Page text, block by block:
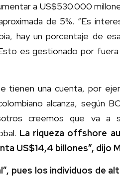
a US$530.000
de 5%. “Es
hay un porcentaje de
es gestionado por fuera
tienen una cuenta, por
alcanza, según
creemos que va a
La riqueza offshore
US$14,4 billones”, dijo
pues los individuos de